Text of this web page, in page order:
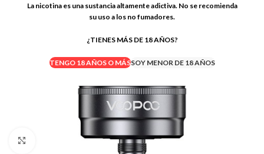
La nicotina es una sustancia altamente adictiva. No se recomienda
su uso a los no fumadores.
¿TIENES MÁS DE 18 AÑOS?
TENGO 18 AÑOS O MÁSSOY MENOR DE 18 AÑOS
Clic para ampliar